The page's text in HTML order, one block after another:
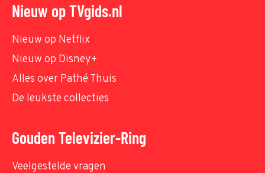
Nieuw op TVgids.nl
Nieuw op Netflix
Nieuw op Disney+
Alles over Pathé Thuis
De leukste collecties
Gouden Televizier-Ring
Veelgestelde vragen